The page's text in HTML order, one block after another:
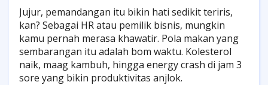
Jujur, pemandangan itu bikin hati sedikit teriris,
kan? Sebagai HR atau pemilik bisnis, mungkin
kamu pernah merasa khawatir. Pola makan yang
sembarangan itu adalah bom waktu. Kolesterol
naik, maag kambuh, hingga energy crash di jam 3
sore yang bikin produktivitas anjlok.